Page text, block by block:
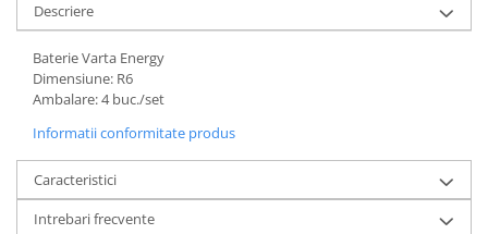
Descriere
Baterie Varta Energy
Dimensiune: R6
Ambalare: 4 buc./set
Informatii conformitate produs
Caracteristici
Intrebari frecvente